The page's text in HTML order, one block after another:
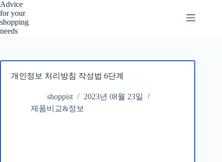
본
문
으
로
Advice
for your
shopping
needs
개인정보 처리방침 작성법 6단계
shoppist
2023년 08월 23일
제품비교&정보